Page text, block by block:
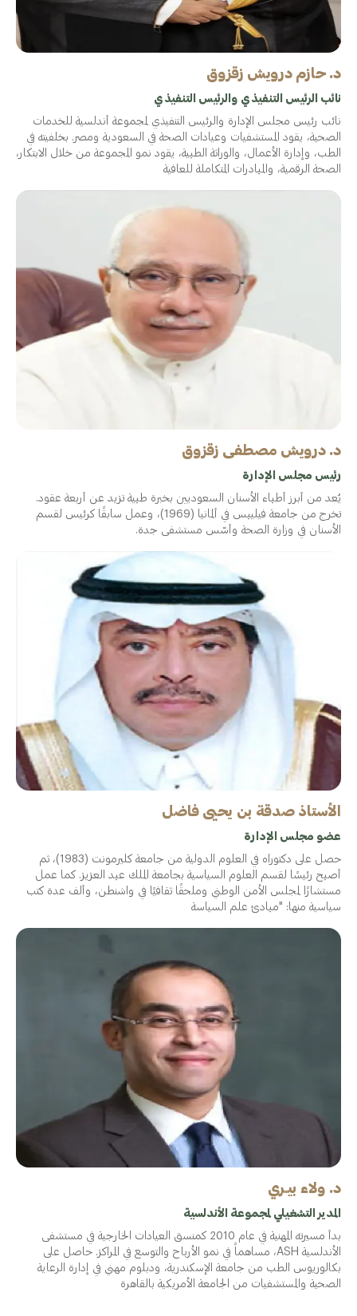
د. حازم درويش زقزوق
نائب الرئيس التنفيذي والرئيس التنفيذي
نائب رئيس مجلس الإدارة والرئيس التنفيذي لمجموعة أندلسية للخدمات
الصحية، يقود المستشفيات وعيادات الصحة في السعودية ومصر. بخلفيته في
الطب، وإدارة الأعمال، والوراثة الطبية، يقود نمو المجموعة من خلال الابتكار،
الصحة الرقمية، والمبادرات المتكاملة للعافية
د. درويش مصطفى زقزوق
رئيس مجلس الإدارة
يُعد من أبرز أطباء الأسنان السعوديين بخبرة طبية تزيد عن أربعة عقود.
تخرج من جامعة فيليبس في ألمانيا (1969)، وعمل سابقًا كرئيس لقسم
الأسنان في وزارة الصحة وأسّس مستشفى جدة.
الأستاذ صدقة بن يحيى فاضل
عضو مجلس الإدارة
حصل على دكتوراه في العلوم الدولية من جامعة كليرمونت (1983)، ثم
أصبح رئيسًا لقسم العلوم السياسية بجامعة الملك عبد العزيز. كما عمل
مستشارًا لمجلس الأمن الوطني وملحقًا ثقافيًا في واشنطن، وألف عدة كتب
سياسية منها: "مبادئ علم السياسة
د. ولاء بيـري
المدير التشغيلي لمجموعة الأندلسية
بدأ مسيرته المهنية في عام 2010 كمنسق العيادات الخارجية في مستشفى
الأندلسية ASH، مساهماً في نمو الأرباح والتوسع في المراكز. حاصل على
بكالوريوس الطب من جامعة الإسكندرية، ودبلوم مهني في إدارة الرعاية
الصحية والمستشفيات من الجامعة الأمريكية بالقاهرة